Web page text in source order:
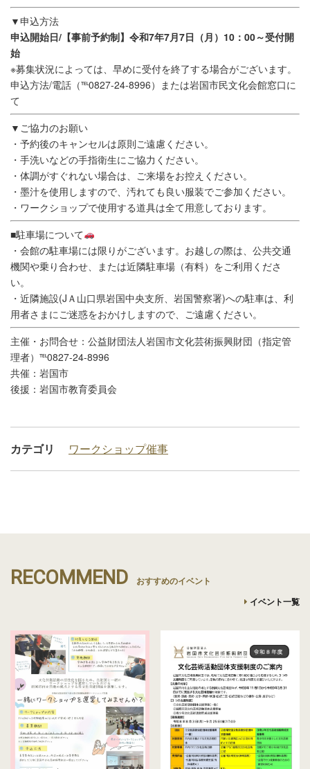
▼申込方法
申込開始日/【事前予約制】令和7年7月7日（月）10：00～受付開
始
※募集状況によっては、早めに受付を終了する場合がございます。
申込方法/電話（℡0827-24-8996）または岩国市民文化会館窓口に
て
▼ご協力のお願い
・予約後のキャンセルは原則ご遠慮ください。
・手洗いなどの手指衛生にご協力ください。
・体調がすぐれない場合は、ご来場をお控えください。
・墨汁を使用しますので、汚れても良い服装でご参加ください。
・ワークショップで使用する道具は全て用意しております。
■駐車場について
・会館の駐車場には限りがございます。お越しの際は、公共交通
機関や乗り合わせ、または近隣駐車場（有料）をご利用くださ
い。
・近隣施設(JＡ山口県岩国中央支所、岩国警察署)への駐車は、利
用者さまにご迷惑をおかけしますので、ご遠慮ください。
主催・お問合せ：公益財団法人岩国市文化芸術振興財団（指定管
理者）℡0827-24-8996
共催：岩国市
後援：岩国市教育委員会
カテゴリ ワークショップ催事
RECOMMEND
おすすめのイベント
イベント一覧